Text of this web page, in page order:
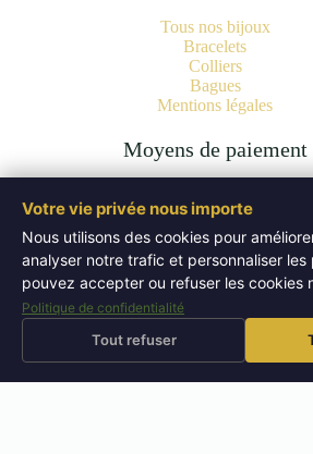
Tous nos bijoux
Bracelets
Colliers
Bagues
Mentions légales
Moyens de paiement
Copyright © 2026 Bijoux Pierres
Authentiques Minéraux - WordPress
Votre vie privée nous importe
Nous utilisons des cookies pour
analyser notre trafic et personnaliser les
pouvez accepter ou refuser les cookies
Politique de confidentialité
Tout refuser